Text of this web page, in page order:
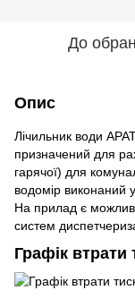
До
Опис
Лічильник води
призначений для
гарячої) для
водомір виконаний
На прилад є
систем
Графік втрати